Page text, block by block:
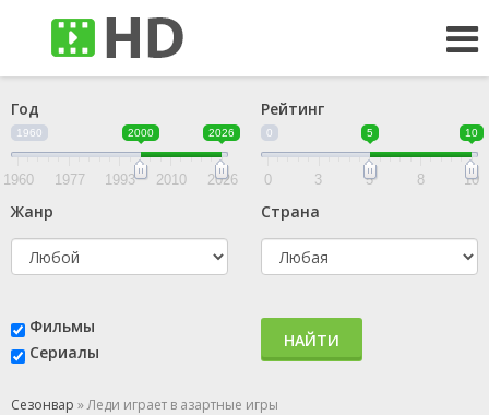
Год
1960 2000 2026
1960 1977 1993 2010 2026
Рейтинг
0 5 10
0 3 5 8 10
Жанр Страна
Фильмы
Сериалы
НАЙТИ
Сезонвар »Леди играет в азартные игры